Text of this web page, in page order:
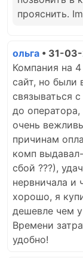
прояснить.
ольга • 31-
Компания на
сайт, но были
связываться
до оператора,
очень
причинам
комп
сбой ???),
нервничала и
хорошо, я
дешевле чем
Времени
удобно!